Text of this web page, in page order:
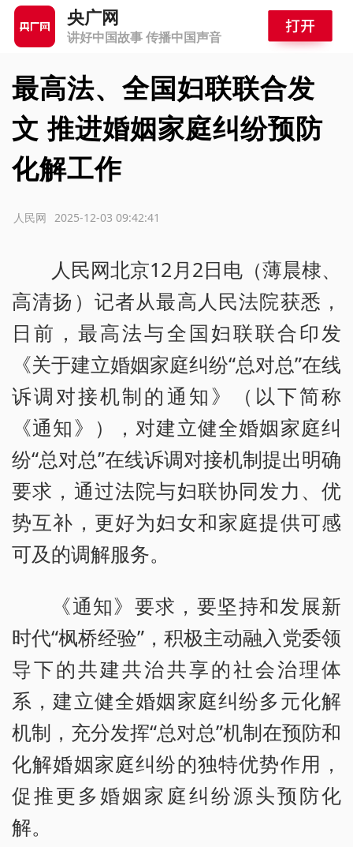
央广网
讲好中国故事 传播中国声音
最高法、全国妇联联合发
文 推进婚姻家庭纠纷预防
化解工作
2025-12-03 09:42:41
人民网
人民网北京12月2日电（薄晨棣、
高清扬）记者从最高人民法院获悉，
日前，最高法与全国妇联联合印发
《关于建立婚姻家庭纠纷“总对总”在线
诉调对接机制的通知》（以下简称
《通知》），对建立健全婚姻家庭纠
纷“总对总”在线诉调对接机制提出明确
要求，通过法院与妇联协同发力、优
势互补，更好为妇女和家庭提供可感
可及的调解服务。
《通知》要求，要坚持和发展新
时代“枫桥经验”，积极主动融入党委领
导下的共建共治共享的社会治理体
系，建立健全婚姻家庭纠纷多元化解
机制，充分发挥“总对总”机制在预防和
化解婚姻家庭纠纷的独特优势作用，
促推更多婚姻家庭纠纷源头预防化
解。